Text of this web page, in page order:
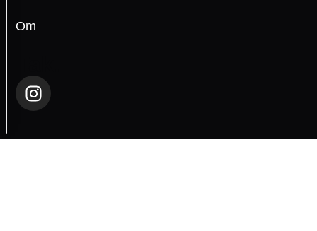
Om
Privatlivspolitik
Tilpas
Accepter alle